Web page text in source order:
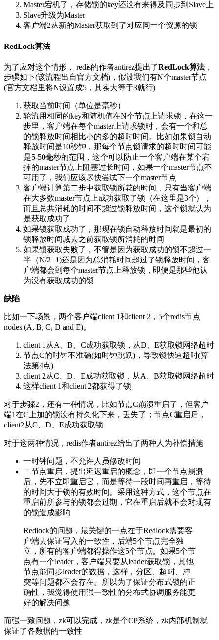
Master宕机了，存储锁的key还没有来得及同步到Slave上
Slave升级为Master
客户端2从新的Master获取到了对应同一个资源的锁
RedLock算法
为了应对这个情形， redis的作者antirez提出了RedLock算法，
步骤如下(该流程出自官方文档)，假设我们有N个master节点
(官方文档里将N设置成5，其实大等于3就行)
获取当前时间（单位是毫秒）
轮流用相同的key和随机值在N个节点上请求锁，在这一
步里，客户端在每个master上请求锁时，会有一个和总
的锁释放时间相比小的多的超时时间。比如如果锁自动
释放时间是10秒钟，那每个节点锁请求的超时时间可能
是5-50毫秒的范围，这个可以防止一个客户端在某个宕
掉的master节点上阻塞过长时间，如果一个master节点不
可用了，我们应该尽快尝试下一个master节点
客户端计算第二步中获取锁所花的时间，只有当客户端
在大多数master节点上成功获取了锁（在这里是3个），
而且总共消耗的时间不超过锁释放时间，这个锁就认为
是获取成功了
如果锁获取成功了，那现在锁自动释放时间就是最初的
锁释放时间减去之前获取锁所消耗的时间
如果锁获取失败了，不管是因为获取成功的锁不超过一
半（N/2+1)还是因为总消耗时间超过了锁释放时间，客
户端都会到每个master节点上释放锁，即便是那些他认
为没有获取成功的锁
缺陷
比如一下场景，两个客户端client 1和client 2，5个redis节点
nodes (A, B, C, D and E)。
client 1从A、B、C成功获取锁，从D、E获取锁网络超时
节点C的时钟不准确(如时钟跳跃)，导致锁快速超时(算
法第4点)
client 2从C、D、E成功获取锁，从A、B获取锁网络超时
这样client 1和client 2都获得了锁
对于步骤2，还有一种情况，比如节点C崩溃重启了，但客户
端1在C上加的锁没有持久化下来，丢失了；节点C重启后，
client2从C、D、E成功获取锁
对于这两种情况，redis作者antirez给出了两种人为补偿措施
一时钟问题，不允许人员修改时间
二节点重启，提出延迟重启的概念，即一个节点崩溃
后，先不立即重启它，而是等待一段时间再重启，等待
的时间大于锁的有效时间。采用这种方式，这个节点在
重启前所参与的锁都会过期，它在重启后就不会对现有
的锁造成影响
Redlock的问题，最关键的一点在于Redlock需要客
户端去保证写入的一致性，后端5个节点完全独
立，所有的客户端都得操作这5个节点。如果5个节
点有一个leader，客户端只要从leader获取锁，其他
节点能同步leader的数据，这样，分区、超时、冲
突等问题都不会存在。所以为了保证分布式锁的正
确性，我觉得使用强一致性的分布式协调服务能更
好的解决问题
而强一致问题，zk可以完成，zk是个CP系统，zk内部机制就
保证了各数据的一致性